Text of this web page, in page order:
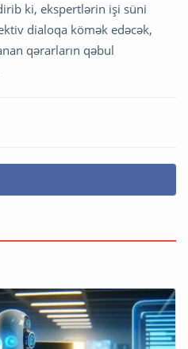
ki, ekspertlərin işi süni
dialoqa kömək edəcək,
qərarların qəbul